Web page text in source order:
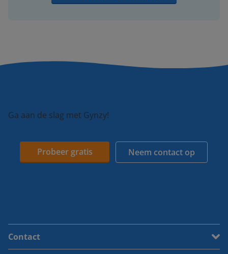
Ga aan de slag met Gynzy!
Probeer gratis Neem contact op
Contact